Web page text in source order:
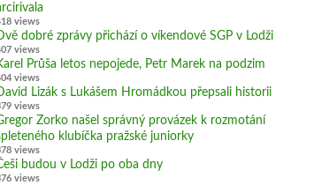
views
dobré zprávy přichází o víkendové SGP v Lodži
views
Průša letos nepojede, Petr Marek na podzim
views
Lizák s Lukášem Hromádkou přepsali historii
views
Zorko našel správný provázek k rozmotání
klubíčka pražské juniorky
views
budou v Lodži po oba dny
views